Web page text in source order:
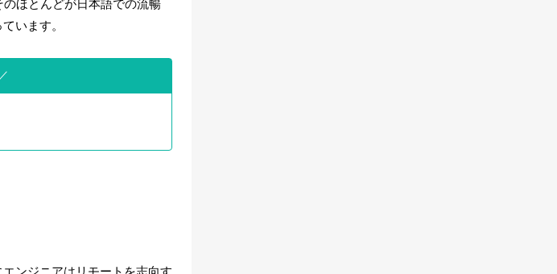
のほとんどが日本語での流暢
います。